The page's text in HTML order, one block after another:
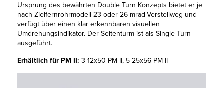
Ursprung des bewährten Double Turn Konzepts bietet er je
nach Zielfernrohrmodell 23 oder 26 mrad-Verstellweg und
verfügt über einen klar erkennbaren visuellen
Umdrehungsindikator. Der Seitenturm ist als Single Turn
ausgeführt.
Erhältlich für PM II: 3-12x50 PM II, 5-25x56 PM II